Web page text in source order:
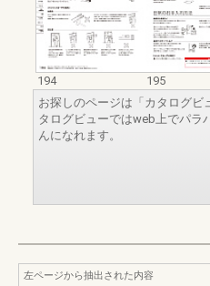
194
195
お探しのページは「カタログビ
タログビューではweb上でパラ
んになれます。
左ページから抽出された内容